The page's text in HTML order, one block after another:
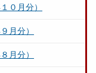
０月分）
月分）
月分）